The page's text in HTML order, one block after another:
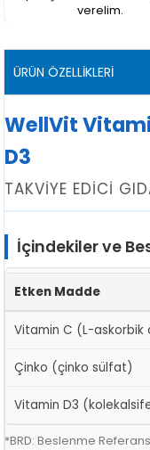
verelim.
ÜRÜN ÖZELLIKLERI
WellVit
D3
TAKVİYE EDİCİ
İçindekiler ve
Etken Madde
Vitamin C (L-askorbik
Çinko (çinko sülfat)
Vitamin D3
*BRD: Beslenme